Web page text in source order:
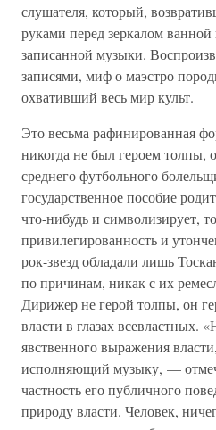
слушателя, который,
руками перед зеркалом
записанной музыки.
записями, миф о маэстро
охвативший весь мир культ.
Это весьма рафинированная
никогда не был героем
среднего футбольного
государственное пособие
что-нибудь и символизирует,
привилегированность и
рок-звезд обладали лишь
по причинам, никак с их
Дирижер не герой толпы, он
власти в глазах всевластных.
явственного выражения
исполняющий музыку, —
частность его публичного
природу власти. Человек,